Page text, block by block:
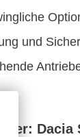
und